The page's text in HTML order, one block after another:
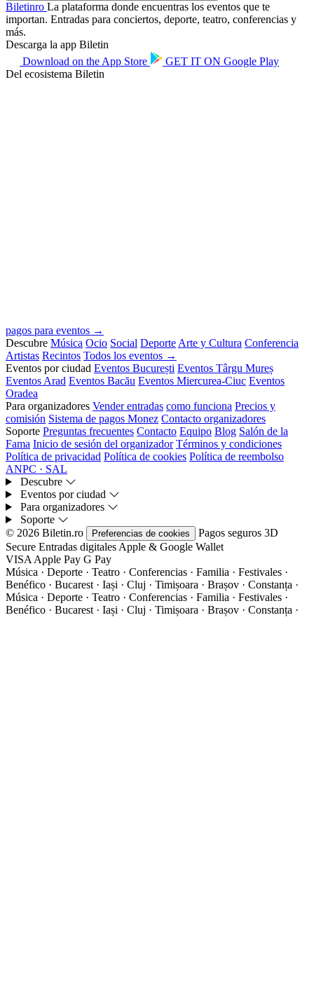
Biletinro La plataforma donde encuentras los eventos que te
importan. Entradas para conciertos, deporte, teatro, conferencias y
más.
Descarga la app Biletin
Download on the App Store GET IT ON Google Play
Del ecosistema Biletin
pagos para eventos →
Descubre Música Ocio Social Deporte Arte y Cultura Conferencia
Artistas Recintos Todos los eventos →
Eventos por ciudad Eventos București Eventos Târgu Mureș
Eventos Arad Eventos Bacău Eventos Miercurea-Ciuc Eventos
Oradea
Para organizadores Vender entradas como funciona Precios y
comisión Sistema de pagos Monez Contacto organizadores
Soporte Preguntas frecuentes Contacto Equipo Blog Salón de la
Fama Inicio de sesión del organizador Términos y condiciones
Política de privacidad Política de cookies Política de reembolso
ANPC · SAL
Descubre
Eventos por ciudad
Para organizadores
Soporte
© 2026 Biletin.ro
Preferencias de cookies Pagos seguros 3D
Secure Entradas digitales Apple & Google Wallet
VISA Apple Pay G Pay
Música · Deporte · Teatro · Conferencias · Familia · Festivales ·
Benéfico · Bucarest · Iași · Cluj · Timișoara · Brașov · Constanța ·
Música · Deporte · Teatro · Conferencias · Familia · Festivales ·
Benéfico · Bucarest · Iași · Cluj · Timișoara · Brașov · Constanța ·